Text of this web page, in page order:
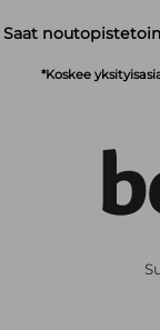
Saat
*Koskee